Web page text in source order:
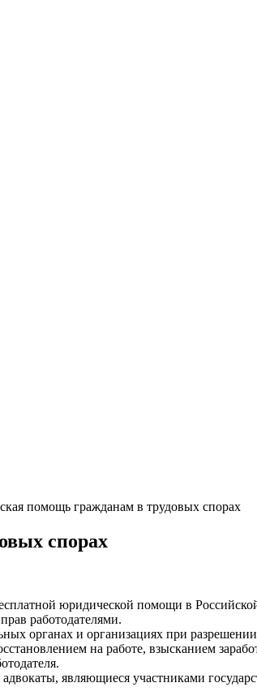
помощь гражданам в трудовых спорах
спорах
юридической помощи в
работодателями.
органах и организациях при
на работе, взысканием
являющиеся участниками